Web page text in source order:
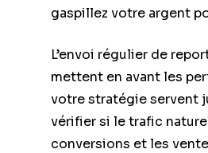
gaspillez votre argent
L’envoi régulier de
mettent en avant les
votre stratégie servent
vérifier si le trafic
conversions et les